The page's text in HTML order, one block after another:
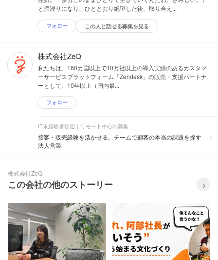
と酒浸りになり、ひととおり絶望した後、取り合え...
フォロー この人と話せる募集を見る
株式会社ZeQ
私たちは、160カ国以上で10万社以上の導入実績のあるカスタマ
ーサービスプラットフォーム「Zendesk」の販売・支援パートナ
ーとして、10年以上（国内最...
フォロー
IT未経験者歓迎｜リモート中心の募集
接客・販売経験を活かせる。チームで顧客の本当の課題を探す
法人営業
株式会社ZeQ
この会社の他のストーリー